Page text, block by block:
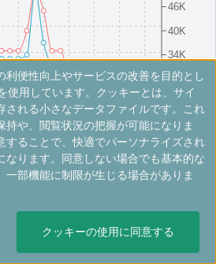
です。モダンな客室、屋内プール、複
ります。
:￥218,500 KRW情報サイト:ameblo
みる
カムギフト朝食選択可,ラウンジアクセス有
,客室アップグレード有（スイート含む）
8/16(Sat)8/19(Tue)8/22(Fri)8/25(Mon)8/28(Thu)
28K
34K
40K
46K
別。レートは目安ですので最新の情報は公式サイトでご確認ください。
・ワールド・マリオッ
ースが充実しております。
利便性向上やサービスの改善を目的とし
使用しています。クッキーとは、サイ
される小さなデータファイルです。これ
持や、閲覧状況の把握が可能になりま
することで、快適でパーソナライズされ
なります。同意しない場合でも基本的な
一部機能に制限が生じる場合がありま
クッキーの使用に同意する